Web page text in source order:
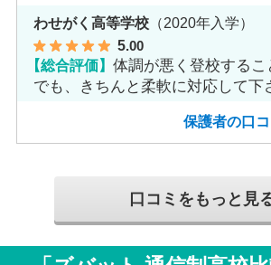
で良いと思います。
わせがく高等学校 （2020年入学）
5.00
【総合評価】体調が悪く登校する
でも、きちんと柔軟に対応して下
保護者の口
口コミをもっと見